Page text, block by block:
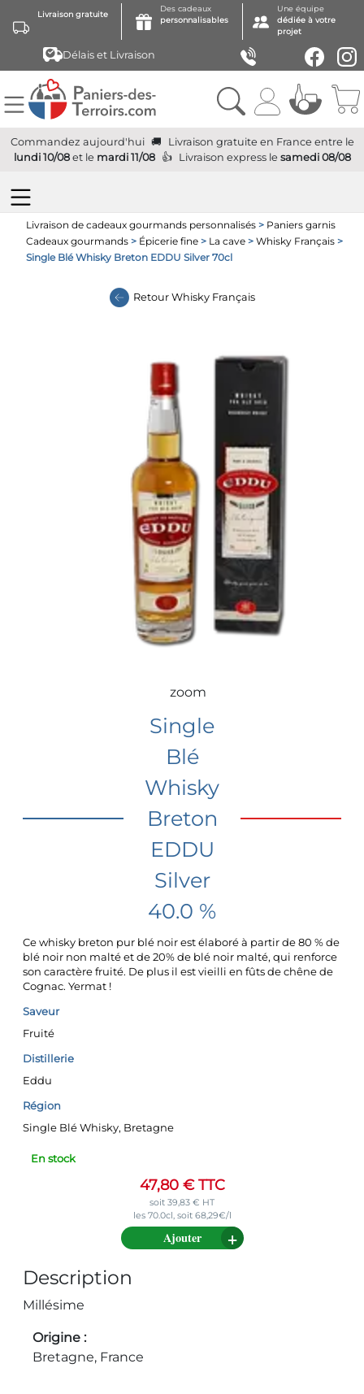
Livraison gratuite
Des cadeaux
personnalisables
Une équipe
dédiée à votre
projet
Délais et Livraison
Commandez aujourd'hui Livraison gratuite en France entre le
lundi 10/08et le mardi 11/08 Livraison expressle samedi 08/08
Livraison de cadeaux gourmands personnalisés > Paniers garnis
Cadeaux gourmands > Épicerie fine > La cave > Whisky Français >
Single Blé Whisky Breton EDDU Silver 70cl
RetourWhisky Français
zoom
Single
Blé
Whisky
Breton
EDDU
Silver
40.0 %
Ce whisky breton pur blé noir est élaboré à partir de 80 % de
blé noir non malté et de 20% de blé noir malté, qui renforce
son caractère fruité. De plus il est vieilli en fûts de chêne de
Cognac. Yermat !
Saveur
Fruité
Distillerie
Eddu
Région
Single Blé Whisky, Bretagne
En stock
47,80 €TTC
soit 39,83 € HT
les 70.0cl, soit 68,29€/l
Ajouter
Description
Millésime
Origine
Bretagne, France